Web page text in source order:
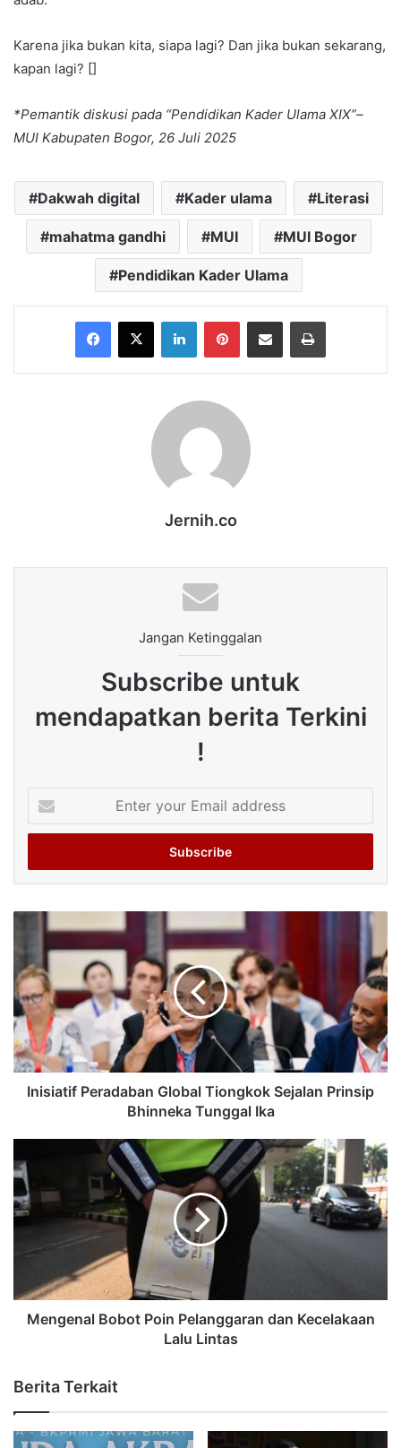
Karena jika bukan kita, siapa lagi? Dan jika bukan sekarang,
kapan lagi? []
*Pemantik diskusi pada “Pendidikan Kader Ulama XIX”–
MUI Kabupaten Bogor, 26 Juli 2025
Dakwah digital Kader ulama Literasi
mahatma gandhi MUI MUI Bogor
Pendidikan Kader Ulama
Facebook
X LinkedInPinterestShare via Email Print
Jernih.co
Jangan Ketinggalan
Subscribe untuk
mendapatkan berita Terkini
!
your
Email
Inisiatif Peradaban Global Tiongkok Sejalan Prinsip
Bhinneka Tunggal Ika
Mengenal Bobot Poin Pelanggaran dan Kecelakaan
Lalu Lintas
Berita Terkait